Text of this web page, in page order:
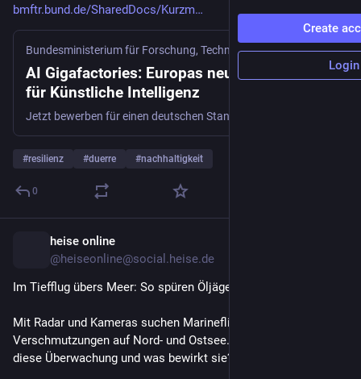
bmftr.bund.de/SharedDocs/Kurzm
Bundesministerium für Forschung, Technologie und Raumfahrt - BMFTR
AI Gigafactories: Europas neue Kraftwerke
für Künstliche Intelligenz
#resilienz #duerre #nachhaltigkeit
0
heise online
@heiseonline@social.heise.de
Im Tiefflug übers Meer: So spüren Öljäger Umweltsünder auf
Mit Radar und Kameras suchen Marineflieger täglich nach
Verschmutzungen auf Nord- und Ostsee. Wie funktioniert
diese Überwachung und was bewirkt sie?
Create
Login